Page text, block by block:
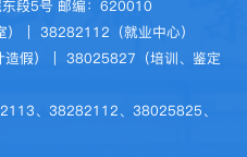
段5号 邮编：620010
｜ 38282112（就业中心）
造假）｜ 38025827（培训、鉴定
、38282112、38025825、